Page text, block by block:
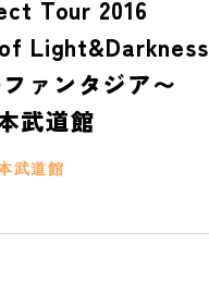
Tour 2016
Light&Darkness
ァンタジア〜
武道館
武道館